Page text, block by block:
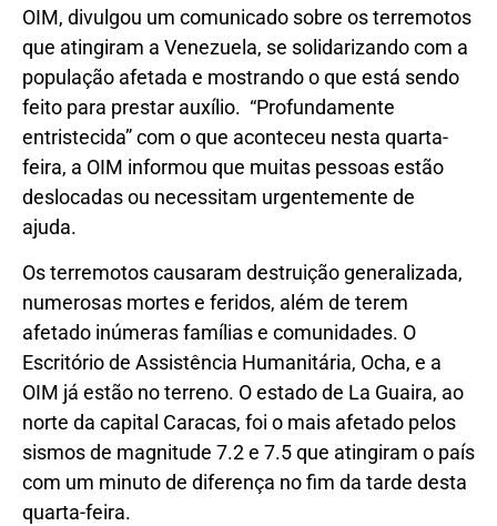
OIM, divulgou um comunicado sobre os terremotos
que atingiram a Venezuela, se solidarizando com a
população afetada e mostrando o que está sendo
feito para prestar auxílio. “Profundamente
entristecida” com o que aconteceu nesta quarta-
feira, a OIM informou que muitas pessoas estão
deslocadas ou necessitam urgentemente de
ajuda.
Os terremotos causaram destruição generalizada,
numerosas mortes e feridos, além de terem
afetado inúmeras famílias e comunidades. O
Escritório de Assistência Humanitária, Ocha, e a
OIM já estão no terreno. O estado de La Guaira, ao
norte da capital Caracas, foi o mais afetado pelos
sismos de magnitude 7.2 e 7.5 que atingiram o país
com um minuto de diferença no fim da tarde desta
quarta-feira.